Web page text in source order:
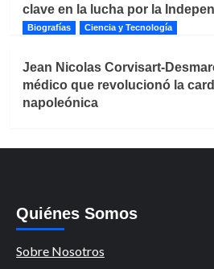
clave en la lucha por la
Biografías Ciencia y Tecnología
Jean Nicolas Corvisart-
médico que revolucionó la
napoleónica
Quiénes Somos
Sobre Nosotros